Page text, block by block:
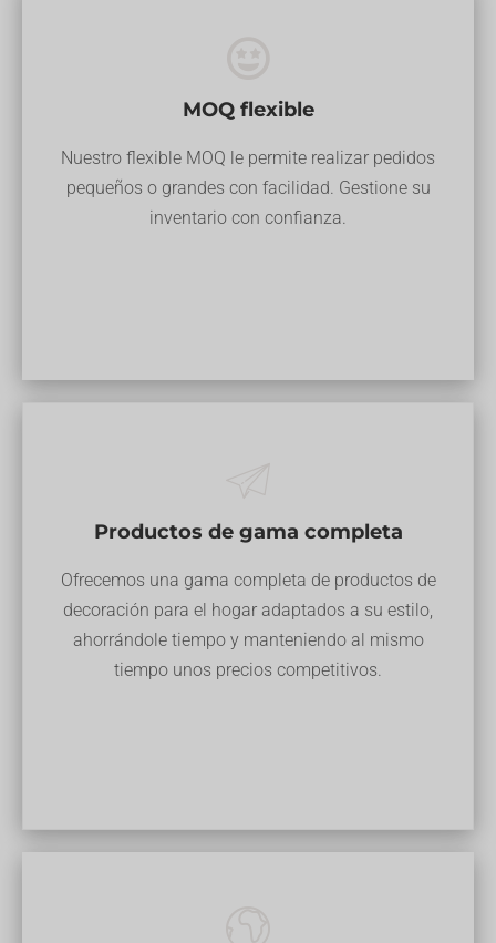
MOQ flexible
Nuestro flexible MOQ le permite realizar pedidos
pequeños o grandes con facilidad. Gestione su
inventario con confianza.
Productos de gama completa
Ofrecemos una gama completa de productos de
decoración para el hogar adaptados a su estilo,
ahorrándole tiempo y manteniendo al mismo
tiempo unos precios competitivos.